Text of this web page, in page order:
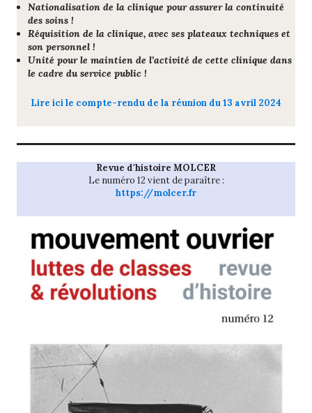
Nationalisation de la clinique pour assurer la continuité
des soins !
Réquisition de la clinique, avec ses plateaux techniques et
son personnel !
Unité pour le maintien de l’activité de cette clinique dans
le cadre du service public !
Lire ici le compte-rendu de la réunion du 13 avril 2024
Revue d'histoire MOLCER
Le numéro 12 vient de paraître :
https://molcer.fr